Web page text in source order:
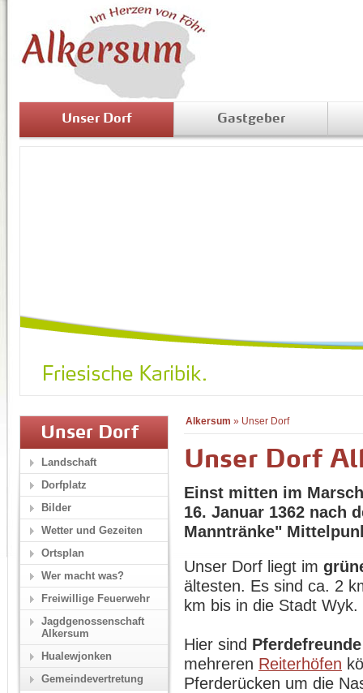
Unser Dorf Gastgeber
Alkersum » Unser Dorf
Unser Dorf
Einst mitten im
16. Januar 1362 nach
Manntränke"
Unser Dorf liegt im
ältesten. Es sind ca. 2
km bis in die Stadt Wyk.
Hier sind Pferdefreunde
mehreren Reiterhöfen
Pferderücken um die
Unser Dorf
Landschaft
Dorfplatz
Bilder
Wetter und Gezeiten
Ortsplan
Wer macht was?
Freiwillige Feuerwehr
Jagdgenossenschaft
Alkersum
Hualewjonken
Gemeindevertretung